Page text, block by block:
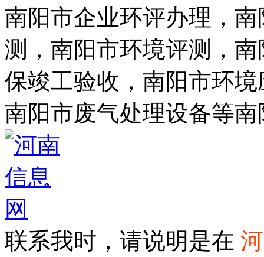
南阳市企业环评办理，
测，南阳市环境评测，
保竣工验收，南阳市环
南阳市废气处理设备等
联系我时，请说明是在